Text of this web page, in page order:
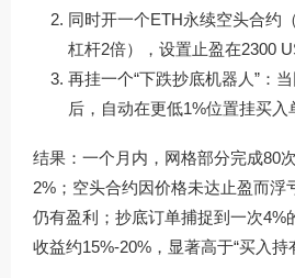
同时开一个ETH永续空头合约
杠杆2倍），设置止盈在2300
再挂一个“下跌抄底机器人”：
后，自动在更低1%位置挂买入
结果：一个月内，网格部分完成80
2%；空头合约因价格未达止盈而浮
仍有盈利；抄底订单捕捉到一次4%
收益约15%-20%，显著高于“买入持